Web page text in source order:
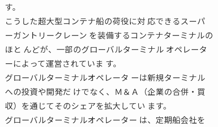
す。
こうした超大型コンテナ船の荷役に対 応できるスーパ
ーガントリークレーン を装備するコンテナターミナルの
ほと んどが、一部のグローバルターミナル オペレータ
ーによって運営されていま す。
グローバルターミナルオペレータ ーは新規ターミナル
への投資や開発だ けでなく、Ｍ＆Ａ（企業の合併・買
収）を通じてそのシェアを拡大してい ます。
グローバルターミナルオペレーター は、定期船会社を